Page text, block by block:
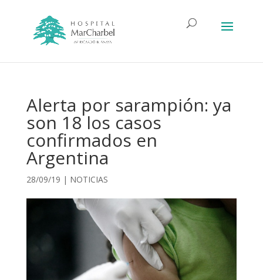
Alerta por sarampión: ya
son 18 los casos
confirmados en
Argentina
28/09/19 | NOTICIAS